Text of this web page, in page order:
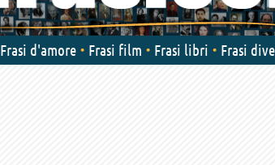
Frasi d'amore Frasi film Frasi libri Frasi